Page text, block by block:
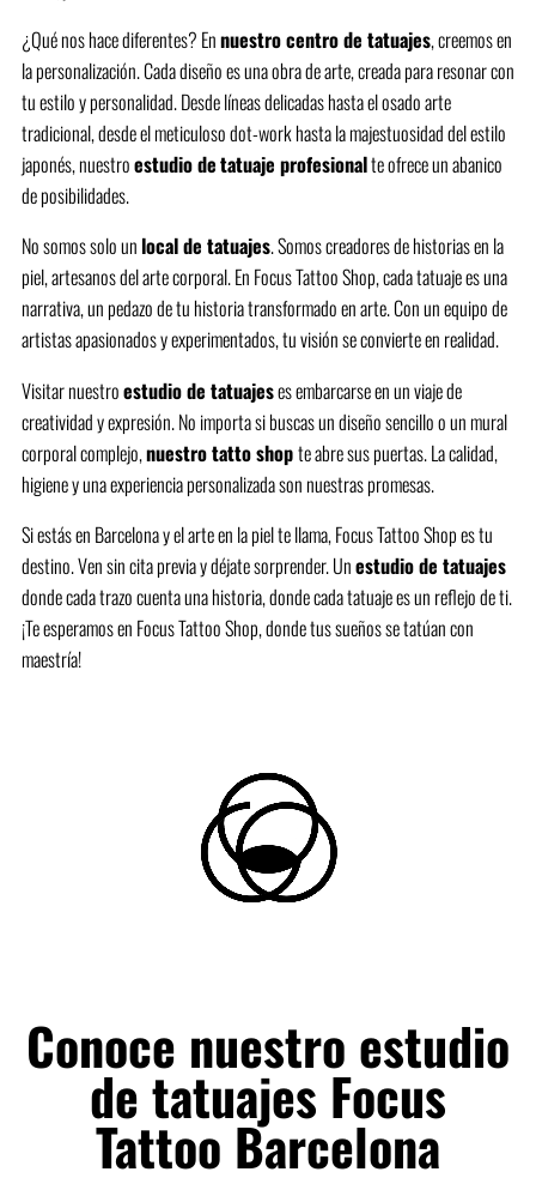
¿Qué nos hace diferentes? Ennuestro centro de tatuajes, creemos en
la personalización. Cada diseño es una obra de arte, creada para resonar con
tu estilo y personalidad. Desde líneas delicadas hasta el osado arte
tradicional, desde el meticuloso dot-work hasta la majestuosidad del estilo
japonés, nuestroestudio detatuaje profesionalte ofrece un abanico
de posibilidades.
No somos solo un local de tatuajes. Somos creadores de historias en la
piel, artesanos del arte corporal. En Focus Tattoo Shop, cada tatuaje es una
narrativa, un pedazo de tu historia transformado en arte. Con un equipo de
artistas apasionados y experimentados, tu visión se convierte en realidad.
Visitar nuestroestudio de tatuajeses embarcarse en un viaje de
creatividad y expresión. No importa si buscas un diseño sencillo o un mural
corporal complejo,nuestro tatto shopte abre sus puertas. La calidad,
higiene y una experiencia personalizada son nuestras promesas.
Si estás en Barcelona y el arte en la piel te llama, Focus Tattoo Shop es tu
destino. Ven sin cita previa y déjate sorprender. Unestudio de tatuajes
donde cada trazo cuenta una historia, donde cada tatuaje es un reflejo de ti.
¡Te esperamos en Focus Tattoo Shop, donde tus sueños se tatúan con
maestría!
Conoce nuestro estudio
de tatuajes Focus
Tattoo Barcelona